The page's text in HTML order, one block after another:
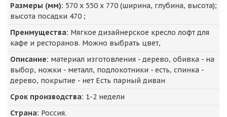
Размеры (мм): 570 х 550 х 770 (ширина, глубина, высота);
высота посадки 470 ;
Преимущества: Мягкое дизайнерское кресло лофт для
кафе и ресторанов. Можно выбрать цвет,
Описание: материал изготовления - дерево, обивка - на
выбор, ножки - металл, подлокотники - есть, спинка -
дерево, покрытие - нет Есть парный диван
Срок производства: 1-2 недели
Страна: Россия.